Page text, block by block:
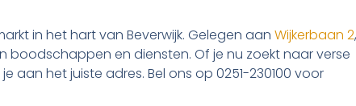
in het hart van Beverwijk. Gelegen aan Wijkerbaan 2,
boodschappen en diensten. Of je nu zoekt naar verse
aan het juiste adres. Bel ons op 0251-230100 voor